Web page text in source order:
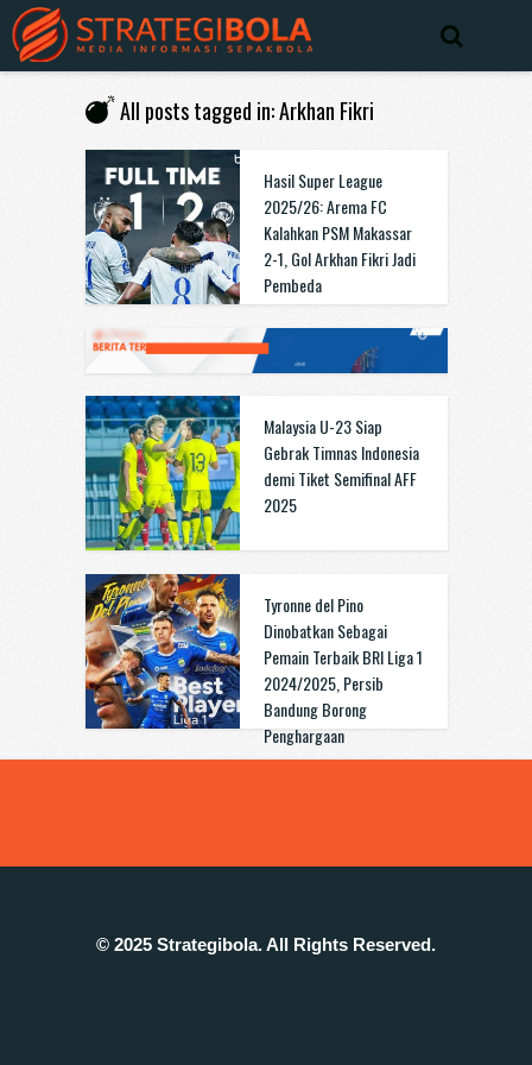
All posts tagged in: Arkhan Fikri
Hasil Super League
2025/26: Arema FC
Kalahkan PSM Makassar
2-1, Gol Arkhan Fikri Jadi
Pembeda
Malaysia U-23 Siap
Gebrak Timnas Indonesia
demi Tiket Semifinal AFF
2025
Tyronne del Pino
Dinobatkan Sebagai
Pemain Terbaik BRI Liga 1
2024/2025, Persib
Bandung Borong
Penghargaan
© 2025 Strategibola. All Rights Reserved.